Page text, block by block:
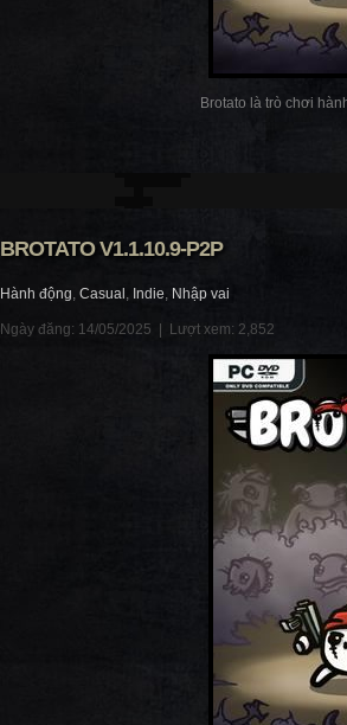
Brotato là trò chơi
BROTATO V1.1.10.9-P2P
Hành động, Casual , Indie, Nhập vai
Ngày đăng: 14/05/2025 | Lượt xem: 2,852